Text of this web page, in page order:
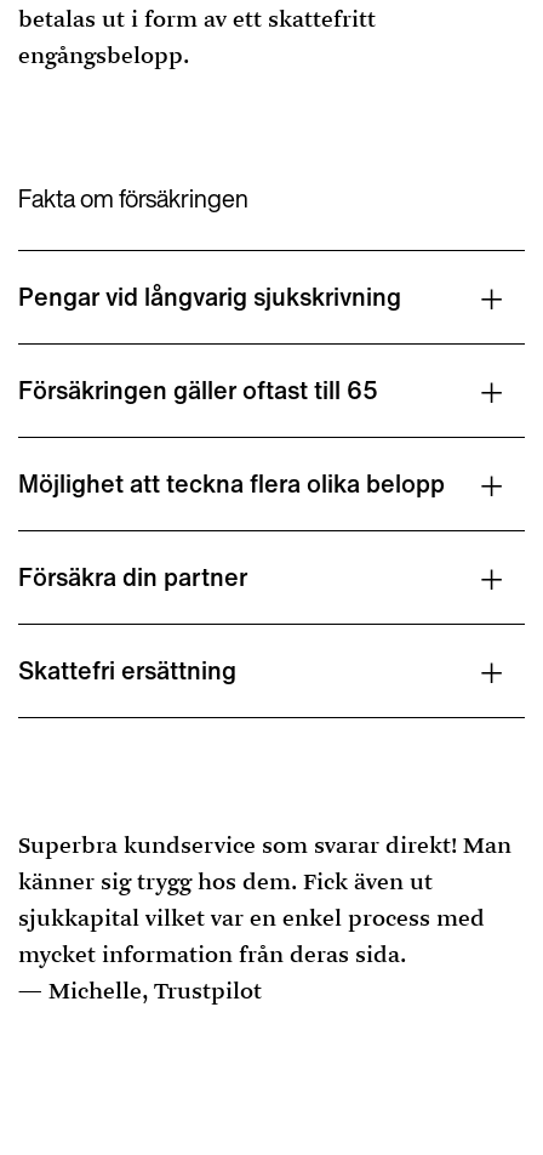
betalas ut i form av ett skattefritt
engångsbelopp.
Fakta om försäkringen
Pengar vid långvarig sjukskrivning
Försäkringen gäller oftast till 65
Möjlighet att teckna flera olika belopp
Försäkra din partner
Skattefri ersättning
Superbra kundservice som svarar direkt! Man
känner sig trygg hos dem. Fick även ut
sjukkapital vilket var en enkel process med
mycket information från deras sida.
Michelle, Trustpilot